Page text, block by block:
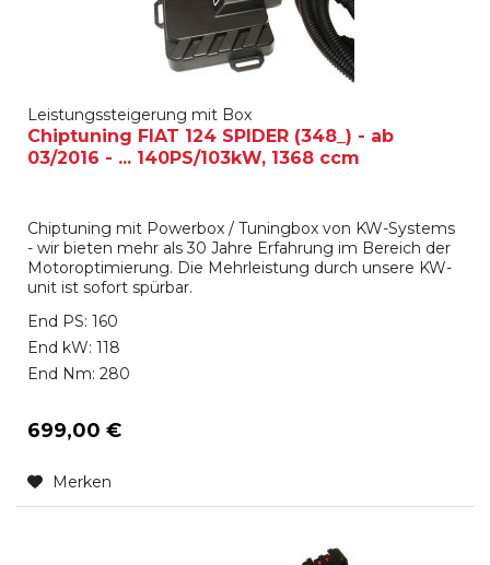
Leistungssteigerung mit Box
Chiptuning FIAT 124 SPIDER (348_) - ab
03/2016 - ... 140PS/103kW, 1368 ccm
Chiptuning mit Powerbox / Tuningbox von KW-Systems
- wir bieten mehr als 30 Jahre Erfahrung im Bereich der
Motoroptimierung. Die Mehrleistung durch unsere KW-
unit ist sofort spürbar.
End PS: 160
End kW: 118
End Nm: 280
699,00 €
Merken